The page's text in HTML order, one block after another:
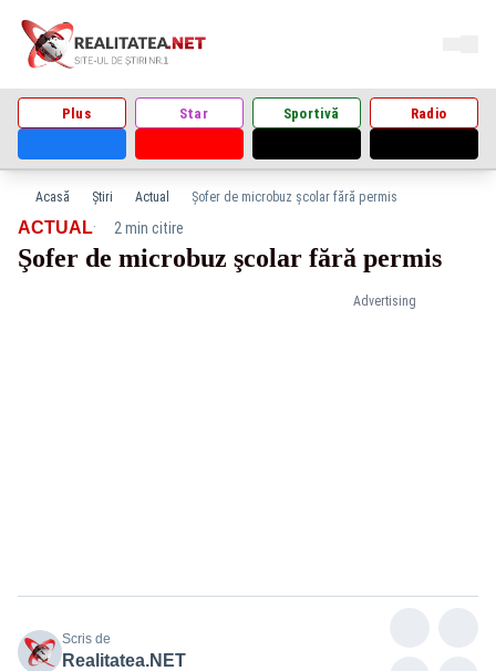
Plus Star Sportivă Radio
Acasă Știri Actual Şofer de microbuz şcolar fără permis
Advertising
ACTUAL· 2 min citire
Şofer de microbuz şcolar fără permis
Scris de
Realitatea.NET